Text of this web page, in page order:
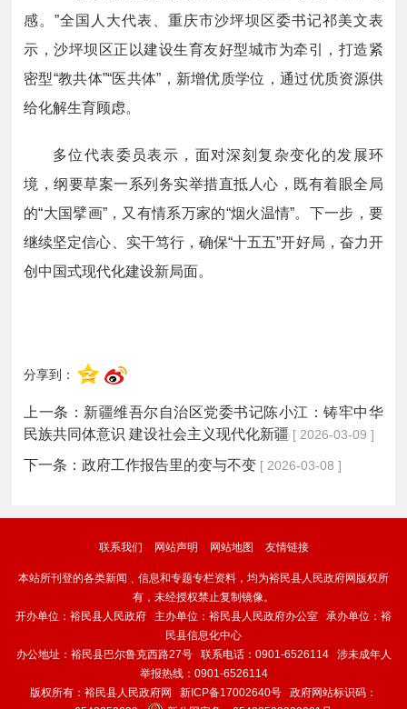
感。”全国人大代表、重庆市沙坪坝区委书记祁美文表
示，沙坪坝区正以建设生育友好型城市为牵引，打造紧
密型“教共体”“医共体”，新增优质学位，通过优质资源供
给化解生育顾虑。
多位代表委员表示，面对深刻复杂变化的发展环
境，纲要草案一系列务实举措直抵人心，既有着眼全局
的“大国擘画”，又有情系万家的“烟火温情”。下一步，要
继续坚定信心、实干笃行，确保“十五五”开好局，奋力开
创中国式现代化建设新局面。
分享到：
上一条： 新疆维吾尔自治区党委书记陈小江：铸牢中华
民族共同体意识 建设社会主义现代化新疆 [ 2026-03-09 ]
下一条：政府工作报告里的变与不变 [ 2026-03-08 ]
联系我们 网站声明 网站地图 友情链接
本站所刊登的各类新闻﹑信息和专题专栏资料，均为裕民县人民政府网版权所
有，未经授权禁止复制镜像。
开办单位：裕民县人民政府 主办单位：裕民县人民政府办公室 承办单位：裕
民县信息化中心
办公地址：裕民县巴尔鲁克西路27号 联系电话：0901-6526114 涉未成年人
举报热线：0901-6526114
版权所有：裕民县人民政府网 新ICP备17002640号 政府网站标识码：